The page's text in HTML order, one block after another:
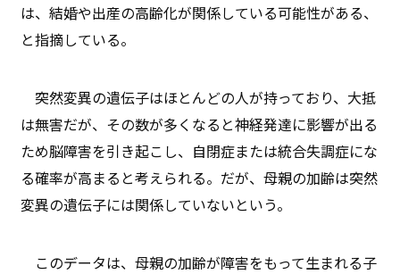
は、結婚や出産の高齢化が関係している可能性がある、
と指摘している。
突然変異の遺伝子はほとんどの人が持っており、大抵
は無害だが、その数が多くなると神経発達に影響が出る
ため脳障害を引き起こし、自閉症または統合失調症にな
る確率が高まると考えられる。だが、母親の加齢は突然
変異の遺伝子には関係していないという。
このデータは、母親の加齢が障害をもって生まれる子